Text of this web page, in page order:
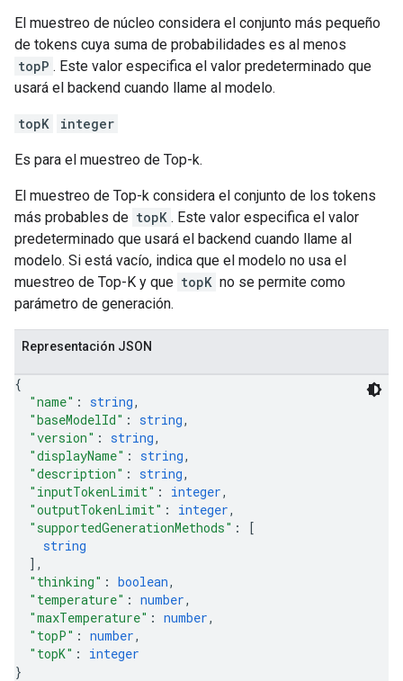
El muestreo de núcleo considera el conjunto más pequeño
de tokens cuya suma de probabilidades es al menos
topP . Este valor especifica el valor predeterminado que
usará el backend cuando llame al modelo.
topK integer
Es para el muestreo de Top-k.
El muestreo de Top-k considera el conjunto de los tokens
más probables de topK . Este valor especifica el valor
predeterminado que usará el backend cuando llame al
modelo. Si está vacío, indica que el modelo no usa el
muestreo de Top-K y que topK no se permite como
parámetro de generación.
Representación JSON
{
"name" : string,
"baseModelId" : string,
"version" : string,
"displayName" : string,
"description" : string,
"inputTokenLimit" : integer,
"outputTokenLimit" : integer,
"supportedGenerationMethods" :
[
string
] ,
"thinking" : boolean,
"temperature" : number,
"maxTemperature" : number,
"topP" : number,
"topK" : integer
}